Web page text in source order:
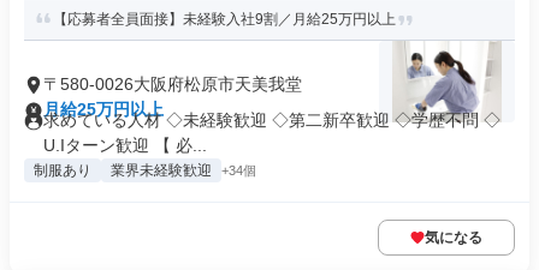
【応募者全員面接】未経験入社9割／月給25万円以上
〒580-0026大阪府松原市天美我堂
月給25万円以上
求めている人材 ◇未経験歓迎 ◇第二新卒歓迎 ◇学歴不問 ◇
U.Iターン歓迎 【 必...
制服あり 業界未経験歓迎 +34個
気になる